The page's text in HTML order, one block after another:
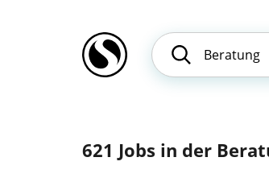
621 Jobs in der